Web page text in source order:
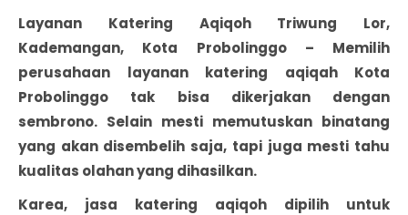
Layanan Katering Aqiqoh Triwung Lor,
Kademangan, Kota Probolinggo – Memilih
perusahaan layanan katering aqiqah Kota
Probolinggo tak bisa dikerjakan dengan
sembrono. Selain mesti memutuskan binatang
yang akan disembelih saja, tapi juga mesti tahu
kualitas olahan yang dihasilkan.
Karea, jasa katering aqiqoh dipilih untuk